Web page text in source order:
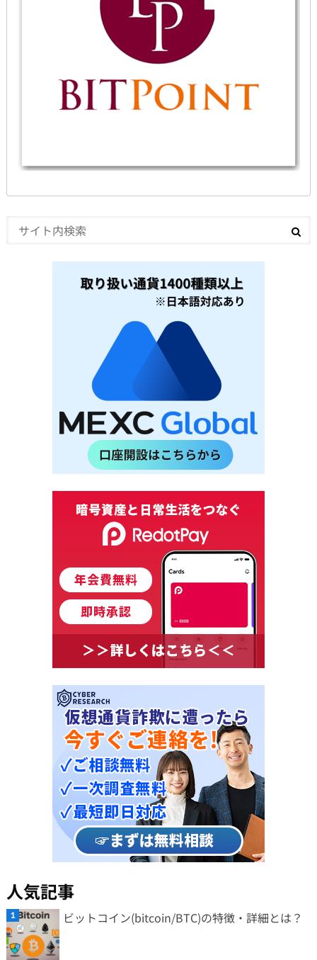
人気記事
ビットコイン(bitcoin/BTC)の特徴・詳細とは？